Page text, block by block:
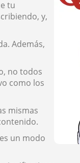
tu
y,
Además,
no todos
como los
mismas
un modo